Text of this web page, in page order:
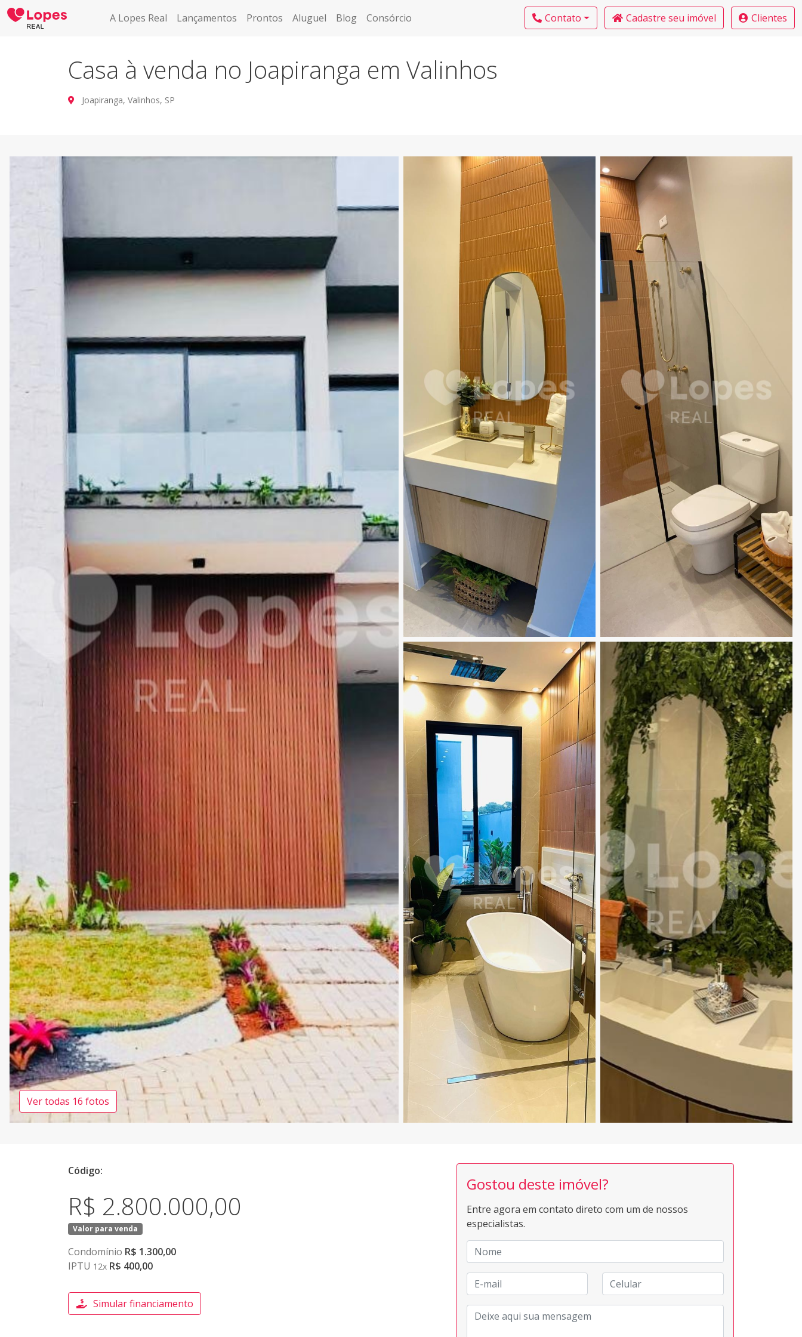
A Lopes Real Lançamentos Prontos Aluguel Blog Consórcio Contato Cadastre seu imóvel Clientes
Casa à venda no Joapiranga em Valinhos
Joapiranga, Valinhos, SP
Ver todas 16 fotos
Gostou deste imóvel?
Entre agora em contato direto com um de nossos
especialistas.
Código:
R$ 2.800.000,00
Valor para venda
Condomínio R$ 1.300,00
IPTU 12x R$ 400,00
Simular financiamento